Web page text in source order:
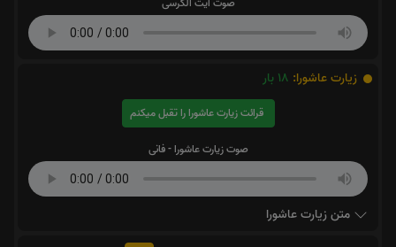
زیارت عاشورا: 18 بار
قرائت زیارت عاشورا را تقبل میکنم
صوت زیارت عاشورا - فانی
متن زیارت عاشورا